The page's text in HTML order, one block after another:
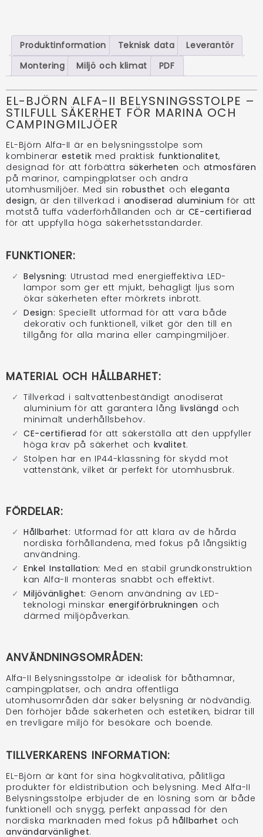
Produktinformation Teknisk data
Leverantör
Montering
Miljö och klimat PDF
EL-BJÖRN ALFA-II BELYSNINGSSTOLPE –
STILFULL SÄKERHET FÖR MARINA OCH
CAMPINGMILJÖER
EL-Björn Alfa-II är en belysningsstolpe som
kombinerar estetik med praktisk funktionalitet,
designad för att förbättra säkerheten och atmosfären
på marinor, campingplatser och andra
utomhusmiljöer. Med sin robusthet och eleganta
design, är den tillverkad i anodiserad aluminium för att
motstå tuffa väderförhållanden och är CE-certifierad
för att uppfylla höga säkerhetsstandarder.
FUNKTIONER:
Belysning: Utrustad med energieffektiva LED-
lampor som ger ett mjukt, behagligt ljus som
ökar säkerheten efter mörkrets inbrott.
Design: Speciellt utformad för att vara både
dekorativ och funktionell, vilket gör den till en
tillgång för alla marina eller campingmiljöer.
MATERIAL OCH HÅLLBARHET:
Tillverkad i saltvattenbeständigt anodiserat
aluminium för att garantera lång livslängd och
minimalt underhållsbehov.
CE-certifierad för att säkerställa att den uppfyller
höga krav på säkerhet och kvalitet.
Stolpen har en IP44-klassning för skydd mot
vattenstänk, vilket är perfekt för utomhusbruk.
FÖRDELAR:
Hållbarhet: Utformad för att klara av de hårda
nordiska förhållandena, med fokus på långsiktig
användning.
Enkel Installation: Med en stabil grundkonstruktion
kan Alfa-II monteras snabbt och effektivt.
Miljövänlighet: Genom användning av LED-
teknologi minskar energiförbrukningen och
därmed miljöpåverkan.
ANVÄNDNINGSOMRÅDEN:
Alfa-II Belysningsstolpe är idealisk för båthamnar,
campingplatser, och andra offentliga
utomhusområden där säker belysning är nödvändig.
Den förhöjer både säkerheten och estetiken, bidrar till
en trevligare miljö för besökare och boende.
TILLVERKARENS INFORMATION:
EL-Björn är känt för sina högkvalitativa, pålitliga
produkter för eldistribution och belysning. Med Alfa-II
Belysningsstolpe erbjuder de en lösning som är både
funktionell och snygg, perfekt anpassad för den
nordiska marknaden med fokus påhållbarhet och
användarvänlighet.